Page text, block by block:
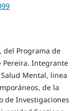
del Programa de
Pereira. Integrante
Mental, linea
de la
de Investigaciones